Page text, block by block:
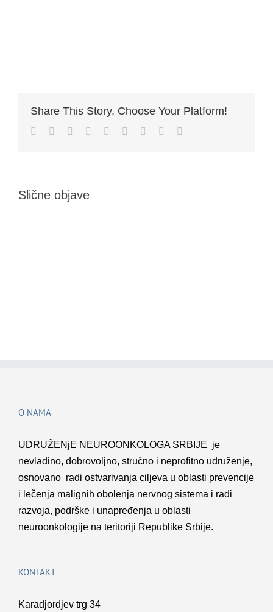
Share This Story, Choose Your Platform!
Facebook
TwitterLinkedIn
Reddit Whatsapp
TumblrPinterest
Slične objave
O NAMA
UDRUŽENјE NEUROONKOLOGA SRBIJE je
nevladino, dobrovolјno, stručno i neprofitno udruženje,
osnovano radi ostvarivanja cilјeva u oblasti prevencije
i lečenja malignih obolenja nervnog sistema i radi
razvoja, podrške i unapređenja u oblasti
neuroonkologije na teritoriji Republike Srbije.
KONTAKT
Karadjordjev trg 34